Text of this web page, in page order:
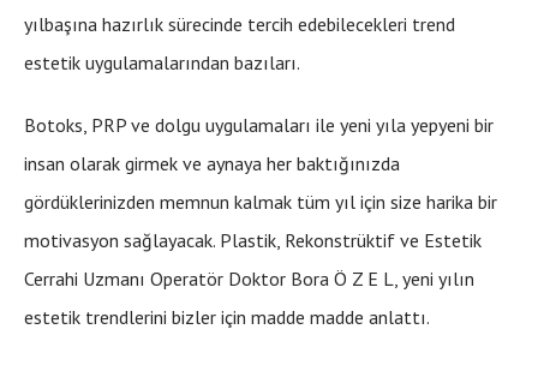
yılbaşına hazırlık sürecinde tercih edebilecekleri trend
estetik uygulamalarından bazıları.
Botoks, PRP ve dolgu uygulamaları ile yeni yıla yepyeni bir
insan olarak girmek ve aynaya her baktığınızda
gördüklerinizden memnun kalmak tüm yıl için size harika bir
motivasyon sağlayacak. Plastik, Rekonstrüktif ve Estetik
Cerrahi Uzmanı Operatör Doktor Bora Ö Z E L, yeni yılın
estetik trendlerini bizler için madde madde anlattı.